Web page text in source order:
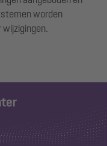
worden